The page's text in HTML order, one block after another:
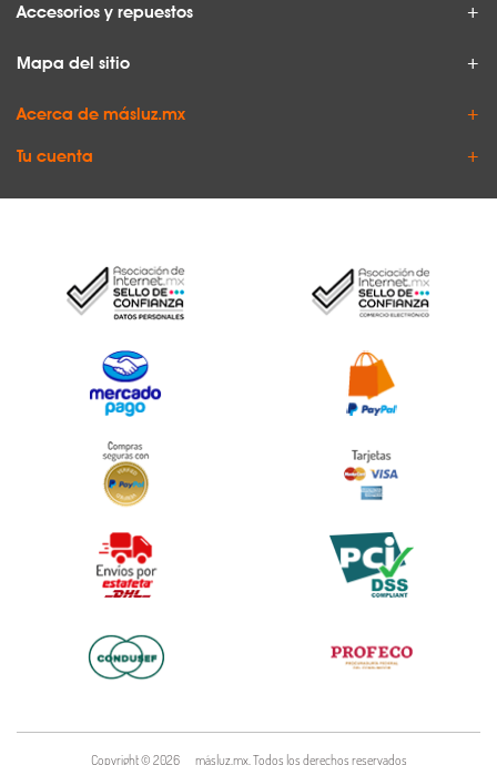
Accesorios y repuestos
Mapa del sitio
Acerca de másluz.mx
Tu cuenta
Copyright © 2026 másluz.mx. Todos los derechos reservados